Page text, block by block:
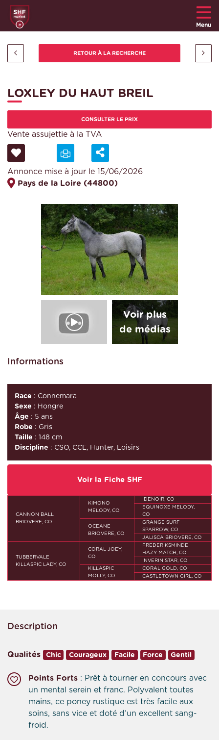
Menu
LOXLEY DU HAUT BREIL
CONSULTER LE PRIX
Vente assujettie à la TVA
Annonce mise à jour le 15/06/2026
Pays de la Loire (44800)
Informations
Race : Connemara
Sexe : Hongre
Âge : 5 ans
Robe : Gris
Taille : 148 cm
Discipline : CSO, CCE, Hunter, Loisirs
Voir la Fiche SHF
CANNON BALL
BRIOVERE, CO
KIMONO
MELODY, CO
IDENOIR, CO
EQUINOXE MELODY,
CO
OCEANE
BRIOVERE, CO
GRANGE SURF
SPARROW, CO
JALISCA BRIOVERE, CO
TUBBERVALE
KILLASPIC LADY, CO
CORAL JOEY,
CO
FREDERIKSMINDE
HAZY MATCH, CO
INVERIN STAR, CO
KILLASPIC
MOLLY, CO
CORAL GOLD, CO
CASTLETOWN GIRL, CO
Description
Qualités Chic Courageux Facile Force Gentil
Points Forts : Prêt à tourner en concours avec
un mental serein et franc. Polyvalent toutes
mains, ce poney rustique est très facile aux
soins, sans vice et doté d’un excellent sang-
froid.